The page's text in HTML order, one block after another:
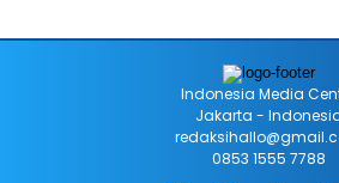
Indonesia Media
Jakarta -
0853 1555 7788